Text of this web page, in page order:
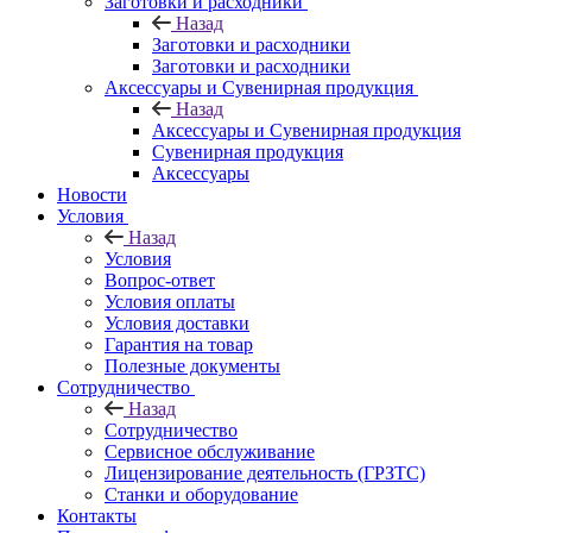
Назад
Заготовки и расходники
Заготовки и расходники
Аксессуары и Сувенирная продукция
Назад
Аксессуары и Сувенирная продукция
Сувенирная продукция
Аксессуары
Новости
Условия
Назад
Условия
Вопрос-ответ
Условия оплаты
Условия доставки
Гарантия на товар
Полезные документы
Сотрудничество
Назад
Сотрудничество
Сервисное обслуживание
Лицензирование деятельность (ГРЗТС)
Станки и оборудование
Контакты